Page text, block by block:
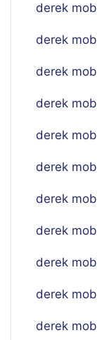
derek
derek
derek
derek
derek
derek
derek
derek
derek
derek
derek